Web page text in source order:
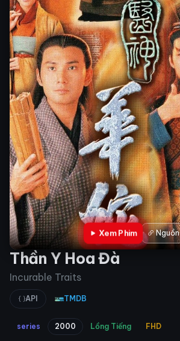
Xem Phim Nguồn
Thần Y Hoa Đà
Incurable Traits
API TMDB
series 2000 Lồng Tiếng FHD